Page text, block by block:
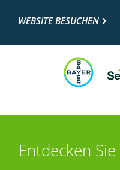
WEBSITE BESUCHEN
Entdecken